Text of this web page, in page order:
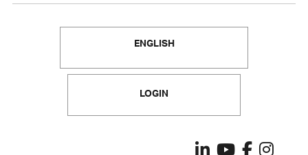
ENGLISH
LOGIN